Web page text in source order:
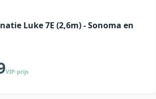
Luke 7E (2,6m) - Sonoma en
VIP-prijs